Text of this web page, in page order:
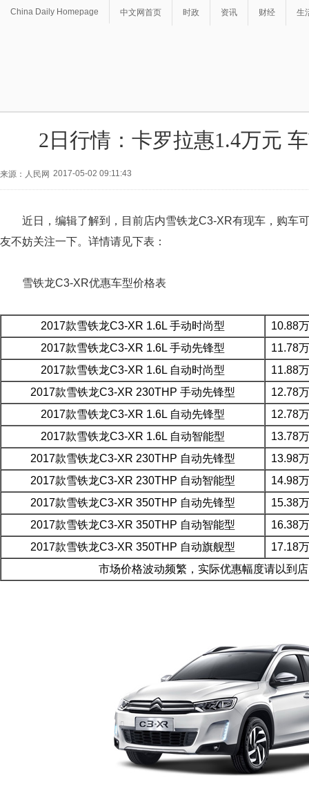
China Daily Homepage 中文网首页 时政 资讯 财经 生
2日行情：卡罗拉惠1.4万元
来源：人民网 2017-05-02 09:11:43
近日，编辑了解到，目前店内雪铁龙C3-XR有现车，购车
友不妨关注一下。详情请见下表：
雪铁龙C3-XR优惠车型价格表
2017款雪铁龙C3-XR 1.6L 手动时尚型
10.88万
2017款雪铁龙C3-XR 1.6L 手动先锋型
11.78万
2017款雪铁龙C3-XR 1.6L 自动时尚型
11.88万
2017款雪铁龙C3-XR 230THP 手动先锋型
12.78万
2017款雪铁龙C3-XR 1.6L 自动先锋型
12.78万
2017款雪铁龙C3-XR 1.6L 自动智能型
13.78万
2017款雪铁龙C3-XR 230THP 自动先锋型
13.98万
2017款雪铁龙C3-XR 230THP 自动智能型
14.98万
2017款雪铁龙C3-XR 350THP 自动先锋型
15.38万
2017款雪铁龙C3-XR 350THP 自动智能型
16.38万
2017款雪铁龙C3-XR 350THP 自动旗舰型
17.18万
市场价格波动频繁，实际优惠幅度请以到